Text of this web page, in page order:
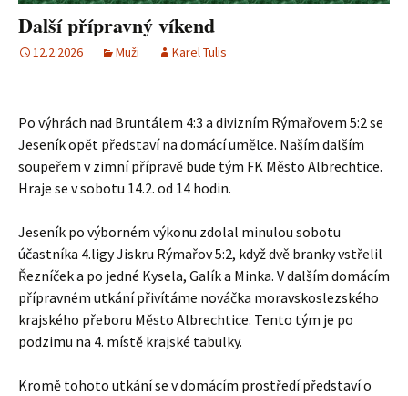
Další přípravný víkend
12.2.2026 Muži Karel Tulis
Po výhrách nad Bruntálem 4:3 a divizním Rýmařovem 5:2 se
Jeseník opět představí na domácí umělce. Naším dalším
soupeřem v zimní přípravě bude tým FK Město Albrechtice.
Hraje se v sobotu 14.2. od 14 hodin.
Jeseník po výborném výkonu zdolal minulou sobotu
účastníka 4.ligy Jiskru Rýmařov 5:2, když dvě branky vstřelil
Řezníček a po jedné Kysela, Galík a Minka. V dalším domácím
přípravném utkání přivítáme nováčka moravskoslezského
krajského přeboru Město Albrechtice. Tento tým je po
podzimu na 4. místě krajské tabulky.
Kromě tohoto utkání se v domácím prostředí představí o